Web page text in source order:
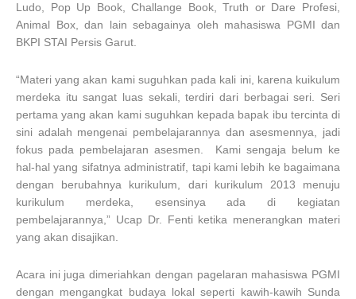
Ludo, Pop Up Book, Challange Book, Truth or Dare Profesi,
Animal Box, dan lain sebagainya oleh mahasiswa PGMI dan
BKPI STAI Persis Garut.
“Materi yang akan kami suguhkan pada kali ini, karena kuikulum
merdeka itu sangat luas sekali, terdiri dari berbagai seri. Seri
pertama yang akan kami suguhkan kepada bapak ibu tercinta di
sini adalah mengenai pembelajarannya dan asesmennya, jadi
fokus pada pembelajaran asesmen. Kami sengaja belum ke
hal-hal yang sifatnya administratif, tapi kami lebih ke bagaimana
dengan berubahnya kurikulum, dari kurikulum 2013 menuju
kurikulum merdeka, esensinya ada di kegiatan
pembelajarannya,” Ucap Dr. Fenti ketika menerangkan materi
yang akan disajikan.
Acara ini juga dimeriahkan dengan pagelaran mahasiswa PGMI
dengan mengangkat budaya lokal seperti kawih-kawih Sunda